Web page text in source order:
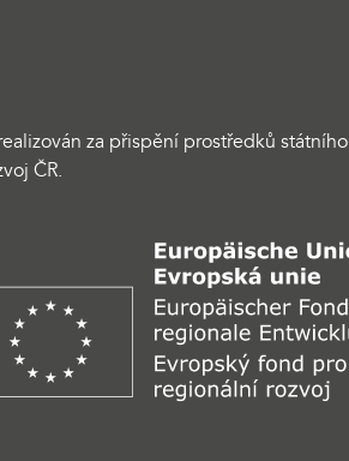
za přispění prostředků státního
ČR.